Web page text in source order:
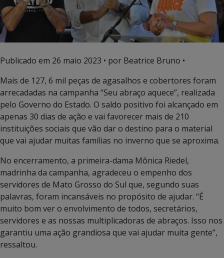
Publicado em 26 maio 2023 • por Beatrice Bruno •
Mais de 127, 6 mil peças de agasalhos e cobertores foram
arrecadadas na campanha “Seu abraço aquece”, realizada
pelo Governo do Estado. O saldo positivo foi alcançado em
apenas 30 dias de ação e vai favorecer mais de 210
instituições sociais que vão dar o destino para o material
que vai ajudar muitas famílias no inverno que se aproxima.
No encerramento, a primeira-dama Mônica Riedel,
madrinha da campanha, agradeceu o empenho dos
servidores de Mato Grosso do Sul que, segundo suas
palavras, foram incansáveis no propósito de ajudar. “É
muito bom ver o envolvimento de todos, secretários,
servidores e as nossas multiplicadoras de abraços. Isso nos
garantiu uma ação grandiosa que vai ajudar muita gente”,
ressaltou.